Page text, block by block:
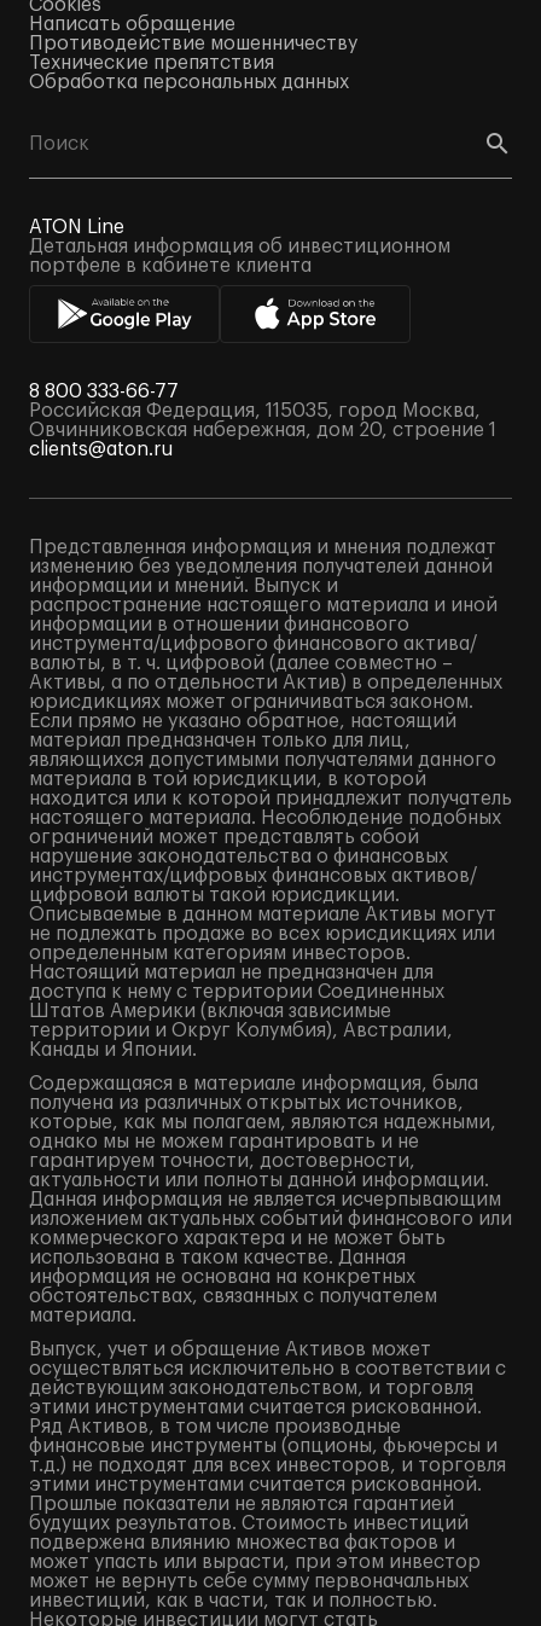
Cookies
Написать обращение
Противодействие мошенничеству
Технические препятствия
Обработка персональных данных
ATON Line
Детальная информация об инвестиционном
портфеле в кабинете клиента
8 800 333-66-77
Российская Федерация, 115035, город Москва,
Овчинниковская набережная, дом 20, строение 1
clients@aton.ru
Представленная информация и мнения подлежат
изменению без уведомления получателей данной
информации и мнений. Выпуск и
распространение настоящего материала и иной
информации в отношении финансового
инструмента/цифрового финансового актива/
валюты, в т. ч. цифровой (далее совместно –
Активы, а по отдельности Актив) в определенных
юрисдикциях может ограничиваться законом.
Если прямо не указано обратное, настоящий
материал предназначен только для лиц,
являющихся допустимыми получателями данного
материала в той юрисдикции, в которой
находится или к которой принадлежит получатель
настоящего материала. Несоблюдение подобных
ограничений может представлять собой
нарушение законодательства о финансовых
инструментах/цифровых финансовых активов/
цифровой валюты такой юрисдикции.
Описываемые в данном материале Активы могут
не подлежать продаже во всех юрисдикциях или
определенным категориям инвесторов.
Настоящий материал не предназначен для
доступа к нему с территории Соединенных
Штатов Америки (включая зависимые
территории и Округ Колумбия), Австралии,
Канады и Японии.
Содержащаяся в материале информация, была
получена из различных открытых источников,
которые, как мы полагаем, являются надежными,
однако мы не можем гарантировать и не
гарантируем точности, достоверности,
актуальности или полноты данной информации.
Данная информация не является исчерпывающим
изложением актуальных событий финансового или
коммерческого характера и не может быть
использована в таком качестве. Данная
информация не основана на конкретных
обстоятельствах, связанных с получателем
материала.
Выпуск, учет и обращение Активов может
осуществляться исключительно в соответствии с
действующим законодательством, и торговля
этими инструментами считается рискованной.
Ряд Активов, в том числе производные
финансовые инструменты (опционы, фьючерсы и
т.д.) не подходят для всех инвесторов, и торговля
этими инструментами считается рискованной.
Прошлые показатели не являются гарантией
будущих результатов. Стоимость инвестиций
подвержена влиянию множества факторов и
может упасть или вырасти, при этом инвестор
может не вернуть себе сумму первоначальных
инвестиций, как в части, так и полностью.
Некоторые инвестиции могут стать